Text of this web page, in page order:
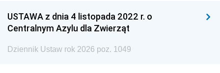
USTAWA z dnia 4 listopada 2022 r. o
Centralnym Azylu dla Zwierząt
Dziennik Ustaw rok 2026 poz. 1049